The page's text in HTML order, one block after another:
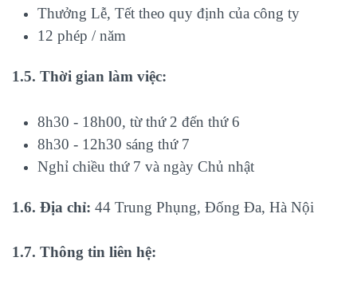
Thưởng Lễ, Tết theo quy định của công ty
12 phép / năm
1.5. Thời gian làm việc:
8h30 - 18h00, từ thứ 2 đến thứ 6
8h30 - 12h30 sáng thứ 7
Nghỉ chiều thứ 7 và ngày Chủ nhật
1.6. Địa chỉ: 44 Trung Phụng, Đống Đa, Hà Nội
1.7. Thông tin liên hệ: